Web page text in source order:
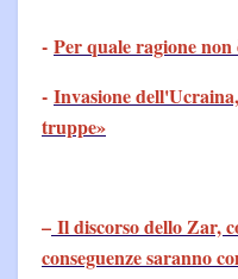
- Per quale ragione
- Invasione
truppe»
– Il discorso dello Zar,
conseguenze saranno